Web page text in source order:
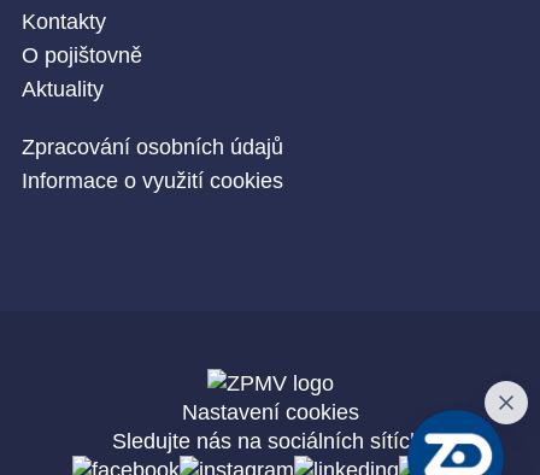
Kontakty
O pojištovně
Aktuality
Zpracování osobních údajů
Informace o využití cookies
Nastavení cookies
Sledujte nás na sociálních sítích: